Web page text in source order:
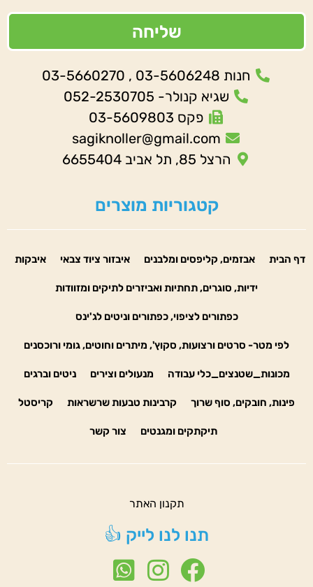
שליחה
חנות 03-5606248 , 03-5660270
שגיא קנולר- 052-2530705
פקס 03-5609803
sagiknoller@gmail.com
הרצל 85, תל אביב 6655404
קטגוריות מוצרים
דף הבית אבזמים, קליפסים ומלבנים איבזור ציוד צבאי איבקות
ידיות, סוגרים, תחתיות ואביזרים לתיקים ומזוודות
כפתורים לציפוי, כפתורים וניטים לג'ינס
לפי מטר- סרטים ורצועות, סקוץ', מיתרים וחוטים, גומי ורוכסנים
מכונות_שטנצים_כלי עבודה מנעולים וצירים ניטים וברגים
פינות, חובקים, סוף שרוך קרבינות טבעות שרשראות קריסטל
תיקתקים ומגנטים צור קשר
תקנון האתר
תנו לנו לייק 👍